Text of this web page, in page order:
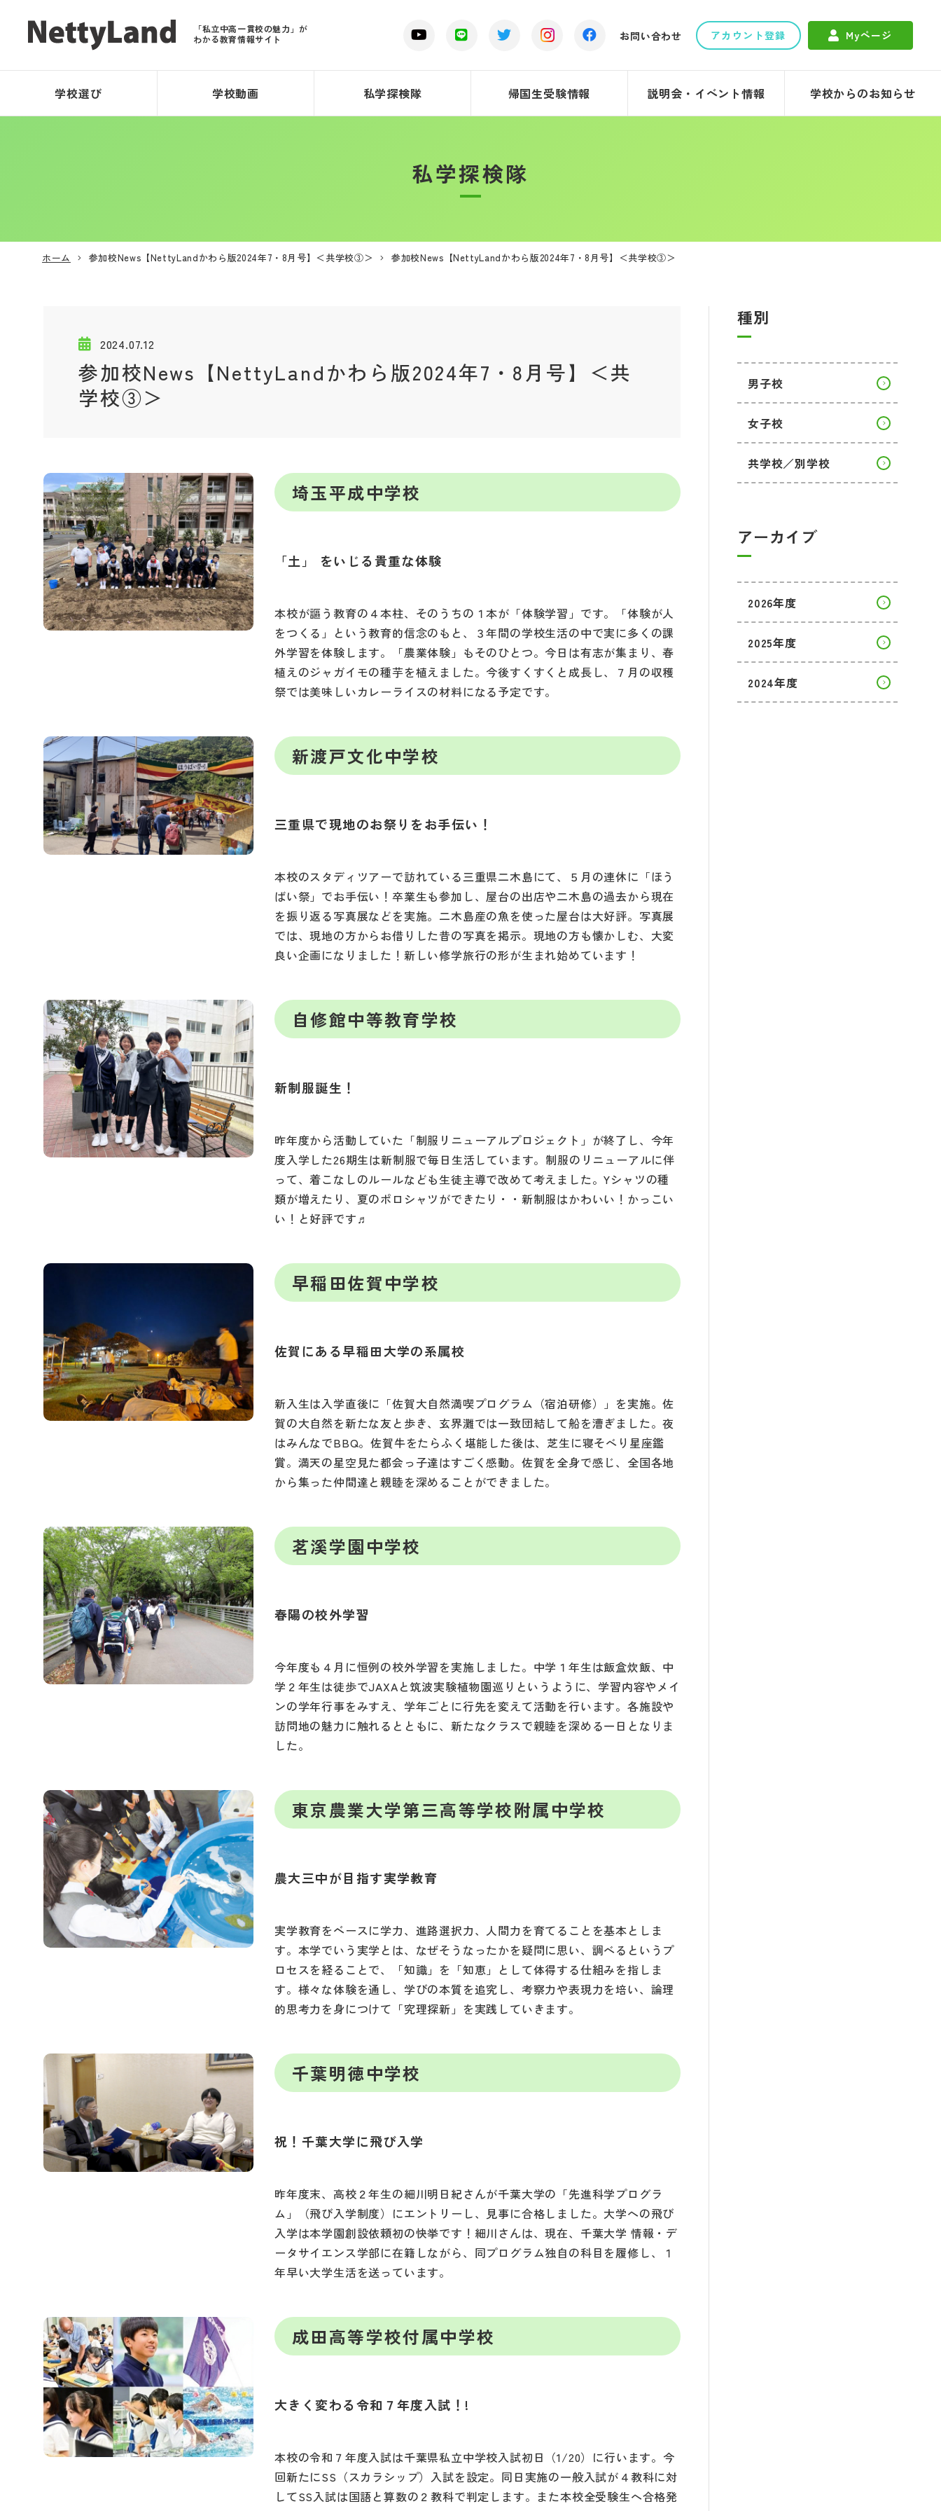
「私立中高一貫校の魅力」が
わかる教育情報サイト
お問い合わせ アカウント登録 Myページ
学校選び 学校動画 私学探検隊 帰国生受験情報 説明会・イベント情報 学校からのお知らせ
私学探検隊
ホーム 参加校News【NettyLandかわら版2024年7・8月号】＜共学校③＞ 参加校News【NettyLandかわら版2024年7・8月号】＜共学校③＞
2024.07.12
参加校News【NettyLandかわら版2024年7・8月号】＜共
学校③＞
埼玉平成中学校
「土」 をいじる貴重な体験
本校が謳う教育の４本柱、そのうちの１本が「体験学習」です。「体験が人
をつくる」という教育的信念のもと、３年間の学校生活の中で実に多くの課
外学習を体験します。「農業体験」もそのひとつ。今日は有志が集まり、春
植えのジャガイモの種芋を植えました。今後すくすくと成長し、７月の収穫
祭では美味しいカレーライスの材料になる予定です。
新渡戸文化中学校
三重県で現地のお祭りをお手伝い！
本校のスタディツアーで訪れている三重県二木島にて、５月の連休に「ほう
ばい祭」でお手伝い！卒業生も参加し、屋台の出店や二木島の過去から現在
を振り返る写真展などを実施。二木島産の魚を使った屋台は大好評。写真展
では、現地の方からお借りした昔の写真を掲示。現地の方も懐かしむ、大変
良い企画になりました！新しい修学旅行の形が生まれ始めています！
自修館中等教育学校
新制服誕生！
昨年度から活動していた「制服リニューアルプロジェクト」が終了し、今年
度入学した26期生は新制服で毎日生活しています。制服のリニューアルに伴
って、着こなしのルールなども生徒主導で改めて考えました。Yシャツの種
類が増えたり、夏のポロシャツができたり・・新制服はかわいい！かっこい
い！と好評です♬
早稲田佐賀中学校
佐賀にある早稲田大学の系属校
新入生は入学直後に「佐賀大自然満喫プログラム（宿泊研修）」を実施。佐
賀の大自然を新たな友と歩き、玄界灘では一致団結して船を漕ぎました。夜
はみんなでBBQ。佐賀牛をたらふく堪能した後は、芝生に寝そべり星座鑑
賞。満天の星空見た都会っ子達はすごく感動。佐賀を全身で感じ、全国各地
から集った仲間達と親睦を深めることができました。
茗溪学園中学校
春陽の校外学習
今年度も４月に恒例の校外学習を実施しました。中学１年生は飯盒炊飯、中
学２年生は徒歩でJAXAと筑波実験植物園巡りというように、学習内容やメイ
ンの学年行事をみすえ、学年ごとに行先を変えて活動を行います。各施設や
訪問地の魅力に触れるとともに、新たなクラスで親睦を深める一日となりま
した。
東京農業大学第三高等学校附属中学校
農大三中が目指す実学教育
実学教育をベースに学力、進路選択力、人間力を育てることを基本としま
す。本学でいう実学とは、なぜそうなったかを疑問に思い、調べるというプ
ロセスを経ることで、「知識」を「知恵」として体得する仕組みを指しま
す。様々な体験を通し、学びの本質を追究し、考察力や表現力を培い、論理
的思考力を身につけて「究理探新」を実践していきます。
千葉明徳中学校
祝！千葉大学に飛び入学
昨年度末、高校２年生の細川明日紀さんが千葉大学の「先進科学プログラ
ム」（飛び入学制度）にエントリーし、見事に合格しました。大学への飛び
入学は本学園創設依頼初の快挙です！細川さんは、現在、千葉大学 情報・デ
ータサイエンス学部に在籍しながら、同プログラム独自の科目を履修し、１
年早い大学生活を送っています。
成田高等学校付属中学校
大きく変わる令和７年度入試！!
本校の令和７年度入試は千葉県私立中学校入試初日（1/20）に行います。今
回新たにSS（スカラシップ）入試を設定。同日実施の一般入試が４教科に対
してSS入試は国語と算数の２教科で判定します。また本校全受験生へ合格発
種別
男子校
女子校
共学校／別学校
アーカイブ
2026年度
2025年度
2024年度